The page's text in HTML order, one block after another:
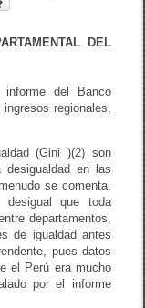
DEL
del Banco
regionales,
(Gini )(2) son
en las
se comenta.
que toda
departamentos,
de igualdad antes
pues datos
el Perú era mucho
por el informe